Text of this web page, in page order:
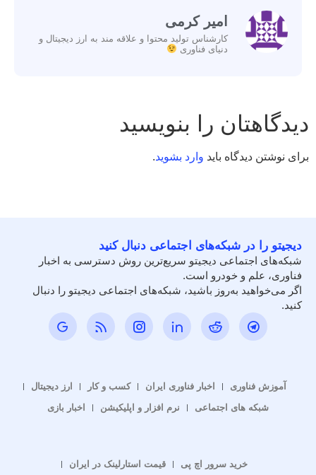
امیر کرمی
کارشناس تولید محتوا و علاقه مند به ارز دیجیتال و
دنیای فناوری
دیدگاهتان را بنویسید
برای نوشتن دیدگاه باید وارد بشوید.
دیجیتو را در شبکه‌های اجتماعی دنبال کنید
شبکه‌های اجتماعی دیجیتو سریع‌ترین روش دسترسی به اخبار
فناوری، علم و خودرو است.
اگر می‌خواهید به‌روز باشید، شبکه‌های اجتماعی دیجیتو را دنبال
کنید.
آموزش فناوری اخبار فناوری ایران کسب و کار
ارز دیجیتال
شبکه های اجتماعی
نرم افزار و اپلیکیشن اخبار بازی
خرید سرور اچ پی قیمت استارلینک در ایران